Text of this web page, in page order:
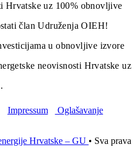
Hrvatske uz 100% obnovljive
član Udruženja OIEH!
u obnovljive izvore
neovisnosti Hrvatske uz
Impressum
Oglašavanje
Hrvatske – GU • Sva prava